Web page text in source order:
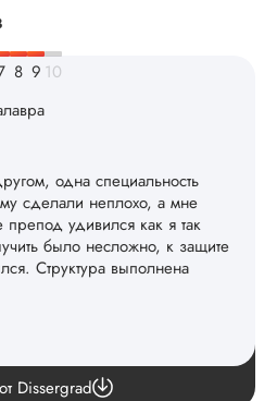
одна специальность
сделали неплохо, а мне
удивился как я так
было несложно, к защите
Структура выполнена
что вам понравилось. ✨
Dissergrad